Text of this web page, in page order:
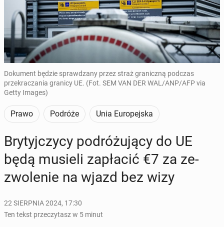
Dokument będzie sprawdzany przez straż graniczną podczas
przekraczania granicy UE. (Fot. SEM VAN DER WAL/ANP/AFP via
Getty Images)
Prawo Podróże Unia Europejska
Bry­tyj­czy­cy po­dró­żu­ją­cy do UE
będą musieli za­pła­cić €7 za ze­
zwo­le­nie na wjazd bez wizy
22 SIERPNIA 2024, 17:30
Ten tekst przeczytasz w 5 minut